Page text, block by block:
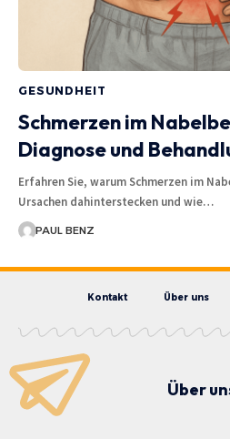
GESUNDHEIT
Schmerzen im
Diagnose und
Erfahren Sie, warum Schmerzen im
Ursachen dahinterstecken und wie…
PAUL BENZ
Kontakt Über uns
Über